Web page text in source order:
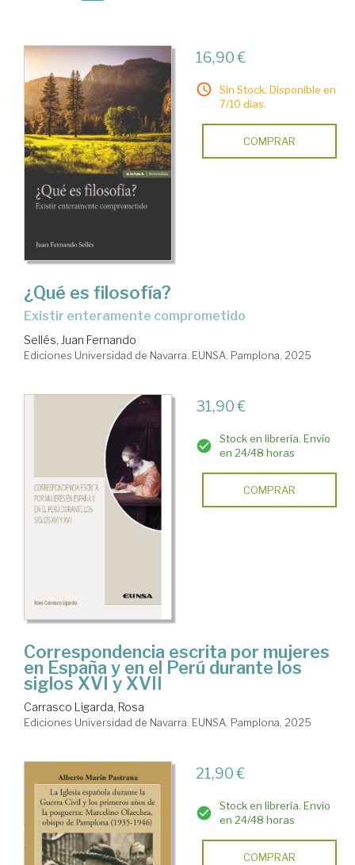
EUNSA
16,90 €
Sin Stock. Disponible en
7/10 días.
COMPRAR
¿Qué es filosofía?
Existir enteramente comprometido
Sellés, Juan Fernando
Ediciones Universidad de Navarra. EUNSA. Pamplona, 2025
31,90 €
Stock en librería. Envío
en 24/48 horas
COMPRAR
Correspondencia escrita por mujeres
en España y en el Perú durante los
siglos XVI y XVII
Carrasco Ligarda, Rosa
Ediciones Universidad de Navarra. EUNSA. Pamplona, 2025
21,90 €
Stock en librería. Envío
en 24/48 horas
COMPRAR